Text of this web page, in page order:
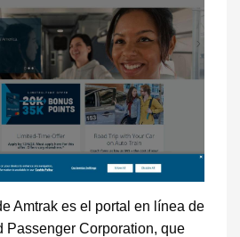
Amtrak es el portal en línea de
Passenger Corporation, que